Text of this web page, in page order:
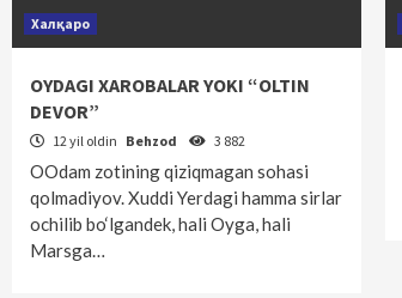
Халқаро
OYDAGI XAROBALAR YOKI “OLTIN
DEVOR”
12 yil oldin Behzod 3 882
OOdam zotining qiziqmagan sohasi
qolmadiyov. Xuddi Yerdagi hamma sirlar
ochilib bo‘lgandek, hali Oyga, hali
Marsga…